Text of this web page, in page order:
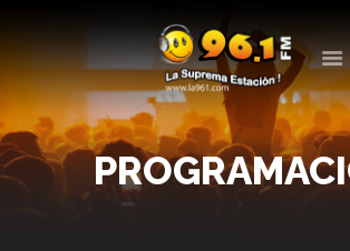
LA 961
LA SUPREMA ESTACIÓN
LA RADIO